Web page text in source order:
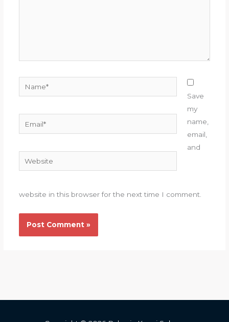
Website
Save
my
name,
email,
and
website in this browser for the next time I comment.